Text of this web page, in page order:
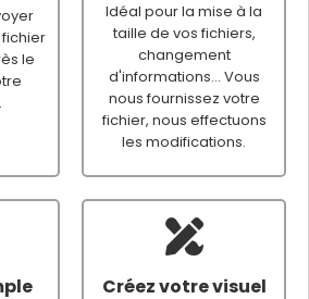
le
Idéal pour la mise à la
taille de vos fichiers,
changement
d'informations... Vous
nous fournissez votre
fichier, nous effectuons
les modifications.
Créez votre visuel